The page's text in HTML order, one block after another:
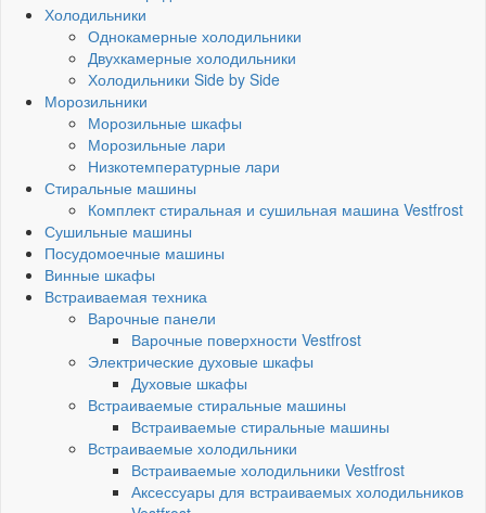
Холодильники
Однокамерные холодильники
Двухкамерные холодильники
Холодильники Side by Side
Морозильники
Морозильные шкафы
Морозильные лари
Низкотемпературные лари
Стиральные машины
Комплект стиральная и сушильная машина Vestfrost
Сушильные машины
Посудомоечные машины
Винные шкафы
Встраиваемая техника
Варочные панели
Варочные поверхности Vestfrost
Электрические духовые шкафы
Духовые шкафы
Встраиваемые стиральные машины
Встраиваемые стиральные машины
Встраиваемые холодильники
Встраиваемые холодильники Vestfrost
Аксессуары для встраиваемых холодильников